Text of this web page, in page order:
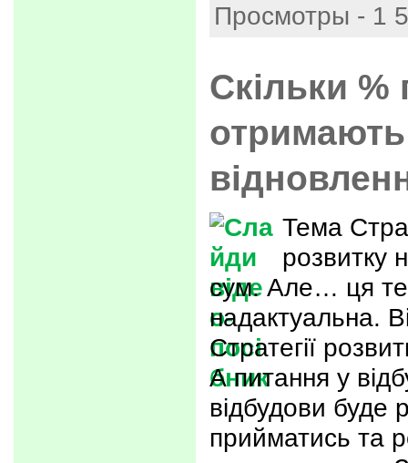
Просмотры - 1
Скільки %
Тема
розвитку
сум. Але… ця
надактуальна.
Стратегії
А питання у
відбудови буде
прийматись та